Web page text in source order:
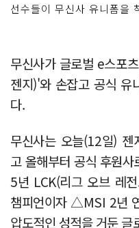
선수들이 무신사 유니폼을
무신사가 글로벌 e스포
젠지)'와 손잡고 공식 유
다.
무신사는 오늘(12일)
고 올해부터 공식 후원
5년 LCK(리그 오브 레
챔피언이자 △MSI 2년
압도적인 성적을 거둔